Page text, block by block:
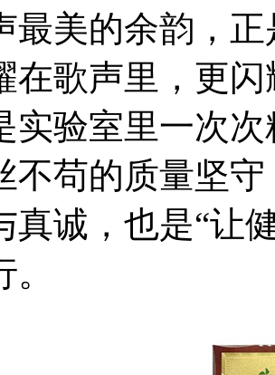
的余韵，正
在歌声里，更
室里一次次
不苟的质量坚
真诚，也是“让